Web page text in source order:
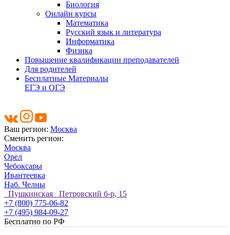
Биология
Онлайн курсы
Математика
Русский язык и литература
Информатика
Физика
Повышение квалификации преподавателей
Для родителей
Бесплатные Материалы
ЕГЭ и ОГЭ
Ваш регион: Москва
Сменить регион:
Москва
Орел
Чебоксары
Ивантеевка
Наб. Челны
Пушкинская Петровский б-р, 15
+7 (800) 775-06-82
+7 (495) 984-09-27
Бесплатно по РФ